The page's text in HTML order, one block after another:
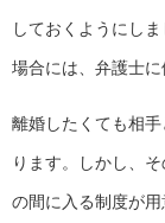
しておくようにし
場合には、弁護士に
離婚したくても相
ります。しかし、
の間に入る制度が